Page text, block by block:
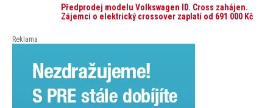
auto. Průměrná pořizovací cena vozu dosahuje 337
tisíc korun a průměrná financovaná částka
přesahuje 251 tisíc korun. Vyplývá to z dat Leasingu
Předprodej modelu Volkswagen ID. Cross zahájen.
Zájemci o elektrický crossover zaplatí od 691 000 Kč
Reklama